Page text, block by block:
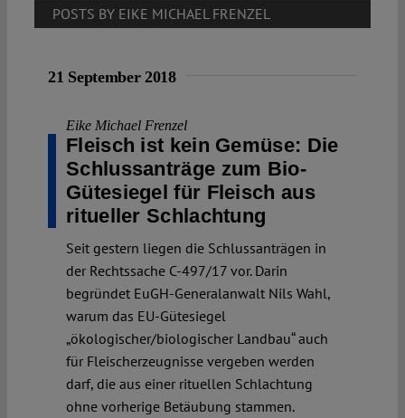
POSTS BY EIKE MICHAEL FRENZEL
21 September 2018
Eike Michael Frenzel
Fleisch ist kein Gemüse: Die
Schlussanträge zum Bio-
Gütesiegel für Fleisch aus
ritueller Schlachtung
Seit gestern liegen die Schlussanträgen in
der Rechtssache C-497/17 vor. Darin
begründet EuGH-Generalanwalt Nils Wahl,
warum das EU-Gütesiegel
„ökologischer/biologischer Landbau“ auch
für Fleischerzeugnisse vergeben werden
darf, die aus einer rituellen Schlachtung
ohne vorherige Betäubung stammen.